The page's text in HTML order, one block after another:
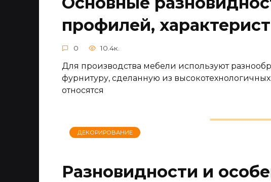
профилей,
0 10.4к.
Для производства мебели используют
фурнитуру, сделанную из
относятся
ДЕКОРИРОВАНИЕ
Разновидности и